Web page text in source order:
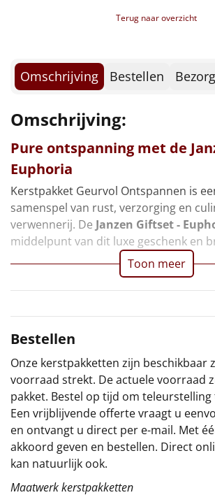
NIEUW
Noodradio NIEUW
Deken (fleece plaid)
Alle artikelen
Overige
Ideeën
Doe het zelf
Sinterklaaspakketten
Particulier
Kerstgeschenken 2026
Relatiegeschenken
Cadeaubon
Per stuk
Terug naar overzicht
Omschrijving Bestellen
Omschrijving:
Pure ontspanning met de
Euphoria
Kerstpakket Geurvol Ontspannen is
samenspel van rust, verzorging en
verwennerij. De Janzen Giftset -
middelpunt van dit luxe geschenk en
Toon meer
Bestellen
Onze kerstpakketten zijn beschikbaar
voorraad strekt. De actuele voorraad
pakket. Bestel op tijd om
Een vrijblijvende offerte vraagt u
en ontvangt u direct per e-mail. Met
akkoord geven en bestellen. Direct
kan natuurlijk ook.
Maatwerk kerstpakketten